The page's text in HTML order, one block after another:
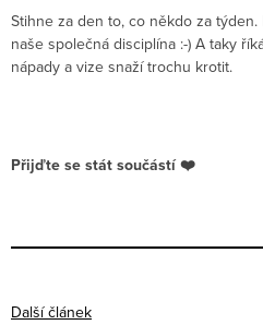
Stihne za den to, co někdo za
naše společná disciplína :-) A taky
nápady a vize snaží trochu krotit.
Přijďte se stát součástí ❤️
Další článek